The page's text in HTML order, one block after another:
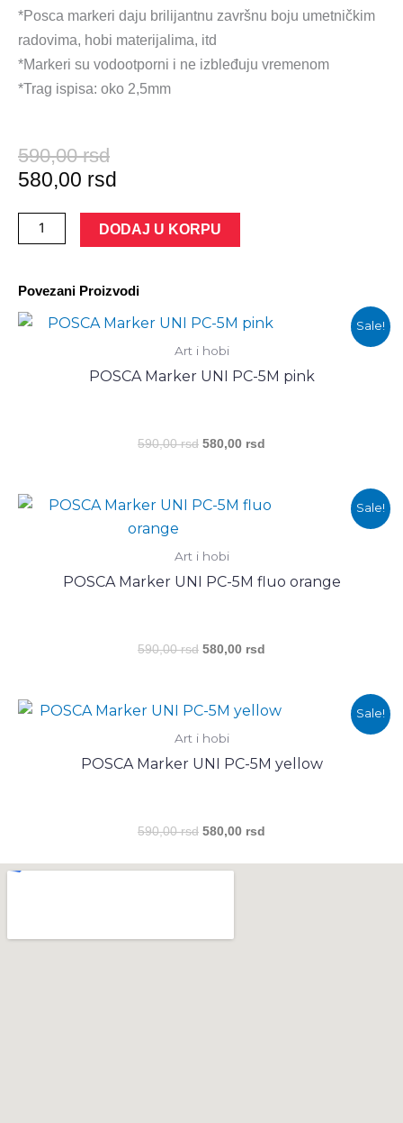
*Posca markeri daju brilijantnu završnu boju umetničkim
radovima, hobi materijalima, itd
*Markeri su vodootporni i ne izbleđuju vremenom
*Trag ispisa: oko 2,5mm
590,00rsd
Оригинална
цена
била:
590,00 rsd.
580,00 rsd
Тренутна
цена
580,00 rsd.
POSCA
Marker
PC-
5M
DODAJ U KORPU
Povezani Proizvodi
Sale!
Art i hobi
POSCA Marker UNI PC-5M pink
590,00rsd
Оригинална
је
била:
590,00 rsd.
580,00 rsd
Тренутна
580,00 rsd.
Sale!
Art i hobi
POSCA Marker UNI PC-5M fluo orange
590,00rsd
Оригинална
била:
580,00 rsd
Тренутна
Sale!
Art i hobi
POSCA Marker UNI PC-5M yellow
590,00rsd
Оригинална
је
била:
590,00 rsd.
580,00 rsd
Тренутна
580,00 rsd.